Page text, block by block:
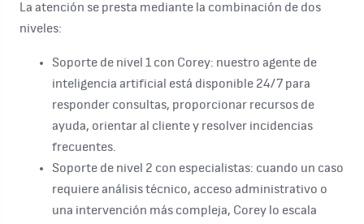
La atención se presta mediante la combinación de dos
niveles:
Soporte de nivel 1 con Corey: nuestro agente de
inteligencia artificial está disponible 24/7 para
responder consultas, proporcionar recursos de
ayuda, orientar al cliente y resolver incidencias
frecuentes.
Soporte de nivel 2 con especialistas: cuando un caso
requiere análisis técnico, acceso administrativo o
una intervención más compleja, Corey lo escala